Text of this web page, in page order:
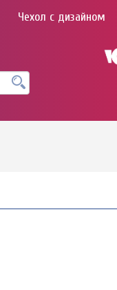
Чехол с дизайном